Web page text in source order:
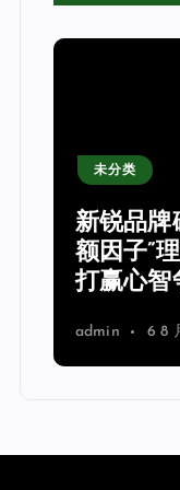
未分类
新锐品牌
额因子”
打赢心智
admin 6 8